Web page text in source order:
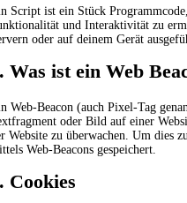
Script ist ein Stück
und Interaktivität zu
oder auf deinem Gerät
Was ist ein Web
Web-Beacon (auch Pixel-Tag
oder Bild auf einer
Website zu überwachen. Um dies
Web-Beacons gespeichert.
Cookies